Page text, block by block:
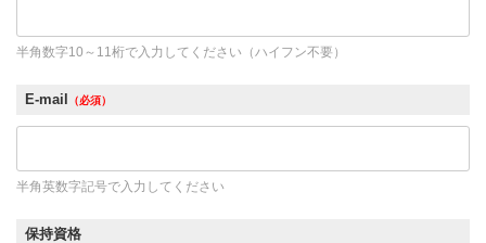
半角数字10～11桁で入力してください（ハイフン不要）
E-mail （必須）
半角英数字記号で入力してください
保持資格